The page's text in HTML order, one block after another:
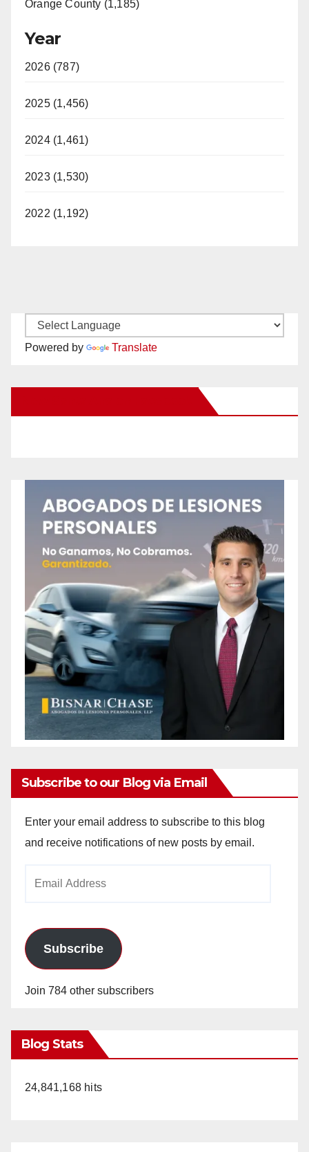
Orange County (1,185)
Year
2026 (787)
2025 (1,456)
2024 (1,461)
2023 (1,530)
2022 (1,192)
Powered by Translate
Subscribe to our Blog via Email
Enter your email address to subscribe to this blog
and receive notifications of new posts by email.
Subscribe
Join 784 other subscribers
Blog Stats
24,841,168 hits